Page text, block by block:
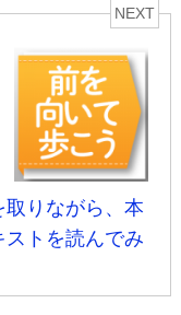
NEXT
取りながら、本
ストを読んでみ